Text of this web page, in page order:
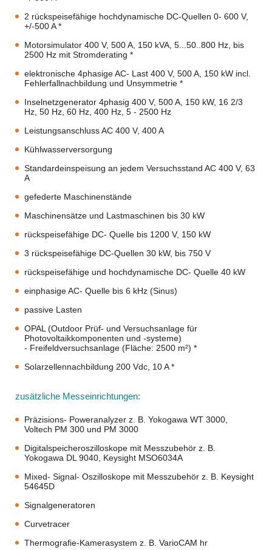
2 rückspeisefähige hochdynamische DC-Quellen 0- 600 V,
+/-500 A *
Motorsimulator 400 V, 500 A, 150 kVA, 5...50..800 Hz, bis
2500 Hz mit Stromderating *
elektronische 4phasige AC- Last 400 V, 500 A, 150 kW incl.
Fehlerfallnachbildung und Unsymmetrie *
Inselnetzgenerator 4phasig 400 V, 500 A, 150 kW, 16 2/3
Hz, 50 Hz, 60 Hz, 400 Hz, 5 - 2500 Hz
Leistungsanschluss AC 400 V, 400 A
Kühlwasserversorgung
Standardeinspeisung an jedem Versuchsstand AC 400 V, 63
A
gefederte Maschinenstände
Maschinensätze und Lastmaschinen bis 30 kW
rückspeisefähige DC- Quelle bis 1200 V, 150 kW
3 rückspeisefähige DC-Quellen 30 kW, bis 750 V
rückspeisefähige und hochdynamische DC- Quelle 40 kW
einphasige AC- Quelle bis 6 kHz (Sinus)
passive Lasten
OPAL (Outdoor Prüf- und Versuchsanlage für
Photovoltaikkomponenten und -systeme)
- Freifeldversuchsanlage (Fläche: 2500 m²) *
Solarzellennachbildung 200 Vdc, 10 A *
zusätzliche Messeinrichtungen:
Präzisions- Poweranalyzer z. B. Yokogawa WT 3000,
Voltech PM 300 und PM 3000
Digitalspeicheroszilloskope mit Messzubehör z. B.
Yokogawa DL 9040, Keysight MSO6034A
Mixed- Signal- Oszilloskope mit Messzubehör z. B. Keysight
54645D
Signalgeneratoren
Curvetracer
Thermografie-Kamerasystem z. B. VarioCAM hr